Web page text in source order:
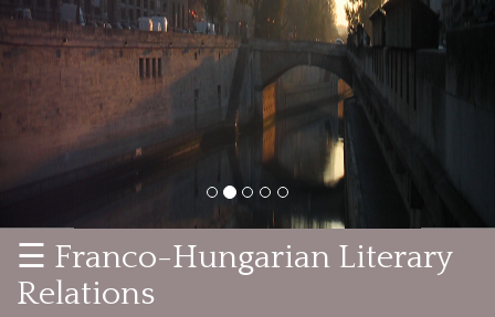
☰ Franco-Hungarian Literary
Relations